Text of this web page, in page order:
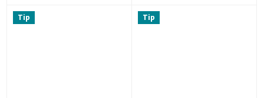
firewall, kontrola webu), které
chrání firemní...
firewall, kontrola webu), které
chrání firemní...
Tip Tip